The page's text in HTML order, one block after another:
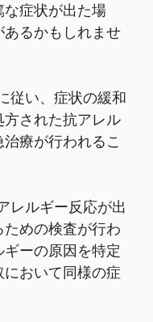
症状が出た場
るかもしれませ
従い、症状の緩和
された抗アレル
療が行われるこ
レルギー反応が出
めの検査が行わ
ーの原因を特定
おいて同様の症